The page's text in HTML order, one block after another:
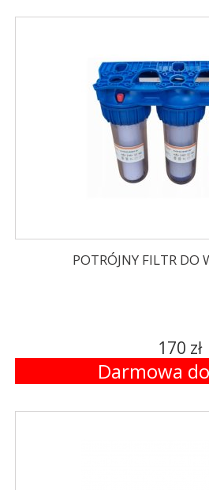
POTRÓJNY FILTR DO
170 zł
Darmowa